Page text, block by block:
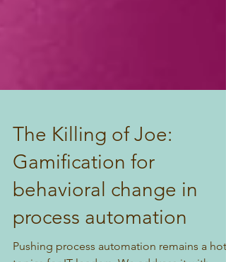
The Killing of Joe:
Gamification for
behavioral change in
process automation